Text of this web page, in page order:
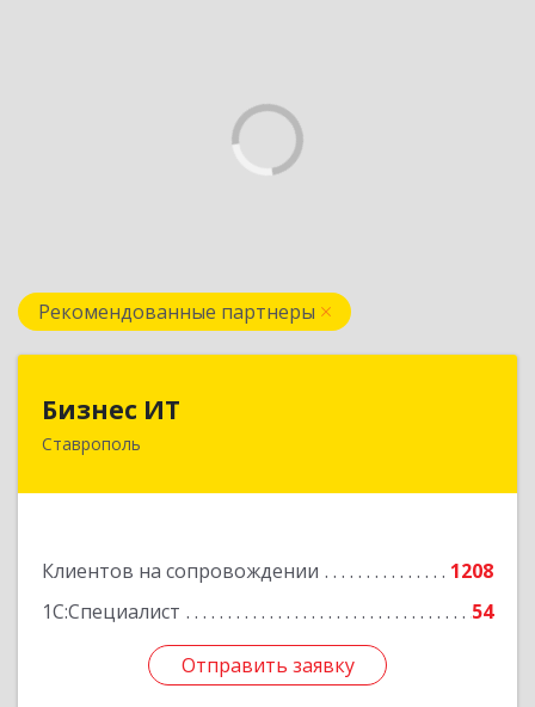
Рекомендованные партнеры
Бизнес ИТ
Ставрополь
Клиентов на сопровождении
1208
1С:Специалист
54
Отправить заявку
355035, Ставропольский край, Ставрополь г, 1
Отправить заявку